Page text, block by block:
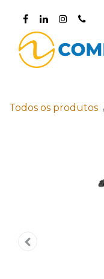
Todos os produtos